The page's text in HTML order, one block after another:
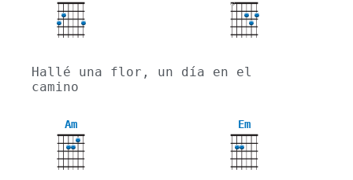
X
Hallé una flor, un día en el
camino
Am Em